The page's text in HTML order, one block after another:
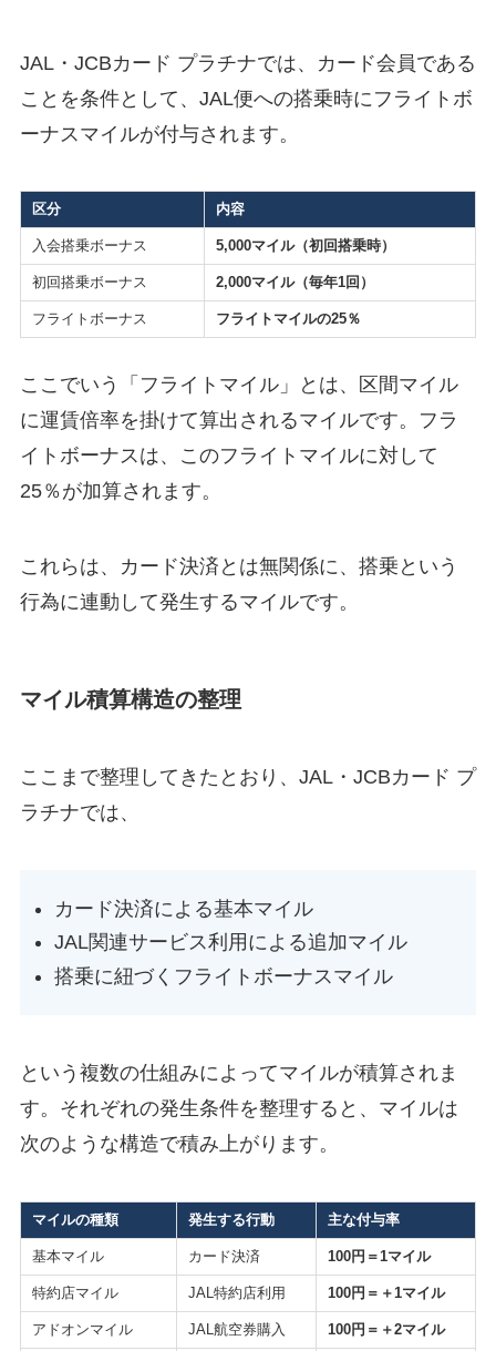
JAL・JCBカード プラチナでは、カード会員である
ことを条件として、JAL便への搭乗時にフライトボ
ーナスマイルが付与されます。
区分 内容
入会搭乗ボーナス 5,000マイル（初回搭乗時）
初回搭乗ボーナス 2,000マイル（毎年1回）
フライトボーナス フライトマイルの25％
ここでいう「フライトマイル」とは、区間マイル
に運賃倍率を掛けて算出されるマイルです。フラ
イトボーナスは、このフライトマイルに対して
25％が加算されます。
これらは、カード決済とは無関係に、搭乗という
行為に連動して発生するマイルです。
マイル積算構造の整理
ここまで整理してきたとおり、JAL・JCBカード プ
ラチナでは、
カード決済による基本マイル
JAL関連サービス利用による追加マイル
搭乗に紐づくフライトボーナスマイル
という複数の仕組みによってマイルが積算されま
す。それぞれの発生条件を整理すると、マイルは
次のような構造で積み上がります。
マイルの種類 発生する行動 主な付与率
基本マイル カード決済 100円＝1マイル
特約店マイル JAL特約店利用 100円＝＋1マイル
アドオンマイル JAL航空券購入 100円＝＋2マイル